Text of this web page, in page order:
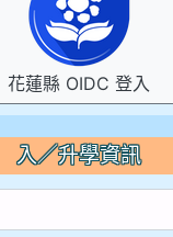
花蓮縣 OIDC 登入
入／升學資訊